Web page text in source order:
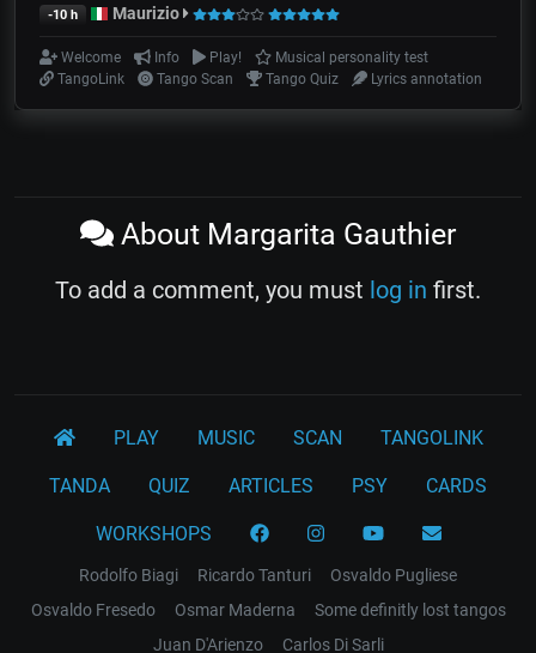
-10 h Maurizio
Welcome Info Play!
Musical personality test
TangoLink
Tango Scan Tango Quiz Lyrics annotation
About Margarita Gauthier
To add a comment, you must log in first.
PLAY MUSIC SCAN TANGOLINK
TANDA QUIZ ARTICLES PSY CARDS
WORKSHOPS
Rodolfo Biagi Ricardo Tanturi
Osvaldo Pugliese
Osvaldo Fresedo
Osmar Maderna
Some definitly lost tangos
Juan D'Arienzo
Carlos Di Sarli